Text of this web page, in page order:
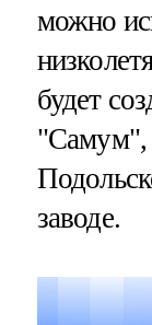
можно
будет
"Самум",
заводе.